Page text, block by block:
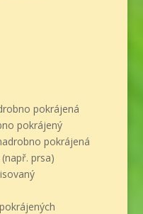
pokrájená
pokrájený
pokrájená
prsa)